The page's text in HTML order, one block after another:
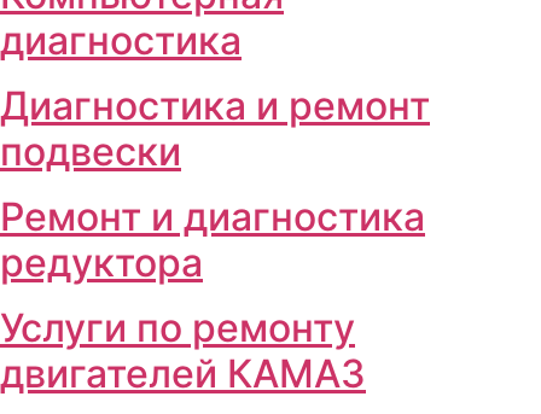
диагностика
Диагностика и ремонт
подвески
Ремонт и диагностика
редуктора
Услуги по ремонту
двигателей КАМАЗ